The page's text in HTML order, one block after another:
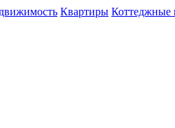
Квартиры Коттеджные